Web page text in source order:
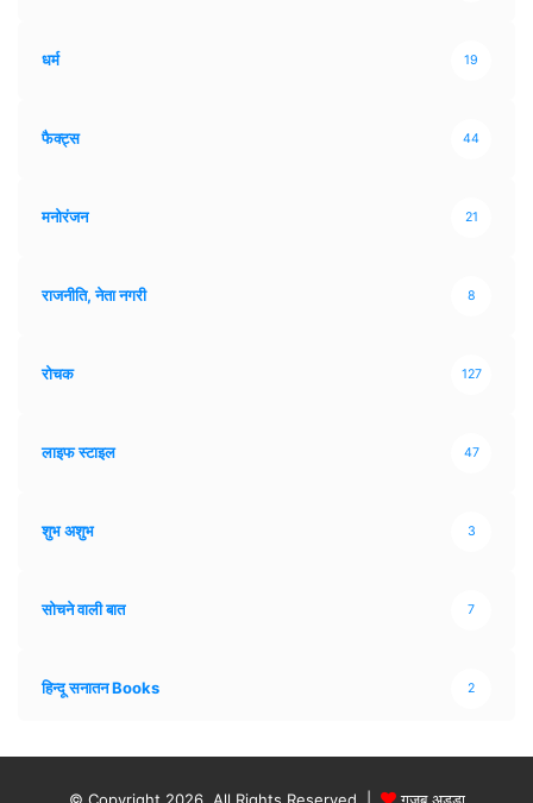
धर्म 19
फैक्ट्स 44
मनोरंजन 21
राजनीति, नेता नगरी 8
रोचक 127
लाइफ स्टाइल 47
शुभ अशुभ 3
सोचने वाली बात 7
हिन्दू सनातन Books 2
© Copyright 2026, All Rights Reserved | गजब अड्डा